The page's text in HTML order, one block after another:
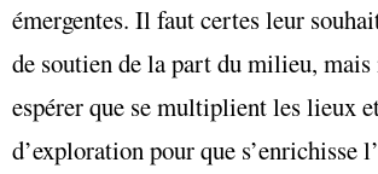
émergentes. Il faut certes leur
de soutien de la part du milieu,
espérer que se multiplient les lieux
d’exploration pour que s’enrichisse